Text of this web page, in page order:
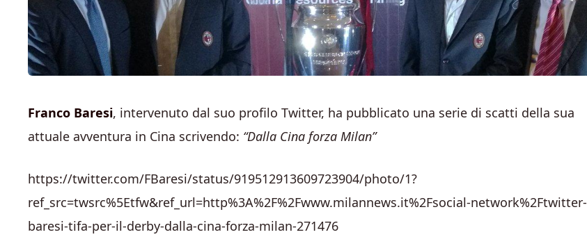
Franco Baresi, intervenuto dal suo profilo Twitter, ha pubblicato una serie di scatti della sua
attuale avventura in Cina scrivendo: “Dalla Cina forza Milan”
https://twitter.com/FBaresi/status/919512913609723904/photo/1?
ref_src=twsrc%5Etfw&ref_url=http%3A%2F%2Fwww.milannews.it%2Fsocial-network%2Ftwitter-
baresi-tifa-per-il-derby-dalla-cina-forza-milan-271476